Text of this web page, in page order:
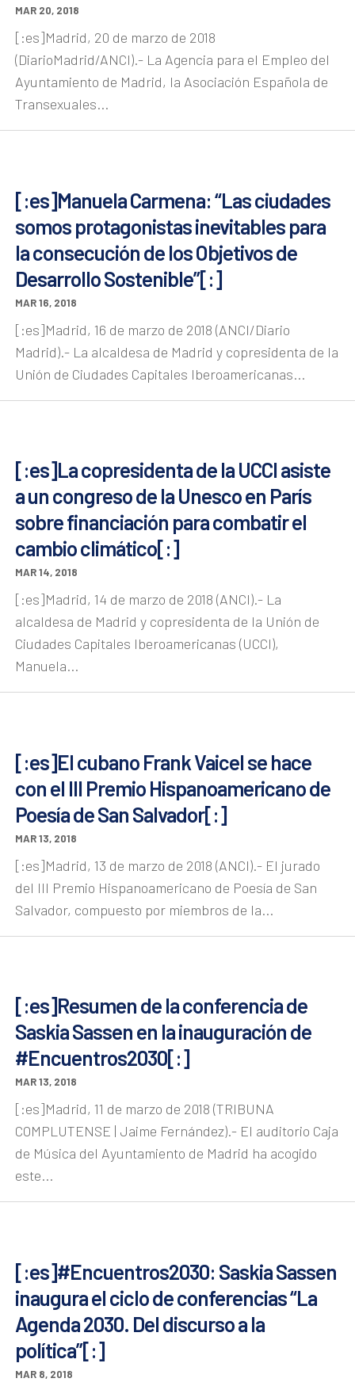
MAR 20, 2018
[:es]Madrid, 20 de marzo de 2018
(DiarioMadrid/ANCI).- La Agencia para el Empleo del
Ayuntamiento de Madrid, la Asociación Española de
Transexuales...
[:es]Manuela Carmena: “Las ciudades
somos protagonistas inevitables para
la consecución de los Objetivos de
Desarrollo Sostenible”[:]
MAR 16, 2018
[:es]Madrid, 16 de marzo de 2018 (ANCI/Diario
Madrid).- La alcaldesa de Madrid y copresidenta de la
Unión de Ciudades Capitales Iberoamericanas...
[:es]La copresidenta de la UCCI asiste
a un congreso de la Unesco en París
sobre financiación para combatir el
cambio climático[:]
MAR 14, 2018
[:es]Madrid, 14 de marzo de 2018 (ANCI).- La
alcaldesa de Madrid y copresidenta de la Unión de
Ciudades Capitales Iberoamericanas (UCCI),
Manuela...
[:es]El cubano Frank Vaicel se hace
con el III Premio Hispanoamericano de
Poesía de San Salvador[:]
MAR 13, 2018
[:es]Madrid, 13 de marzo de 2018 (ANCI).- El jurado
del III Premio Hispanoamericano de Poesía de San
Salvador, compuesto por miembros de la...
[:es]Resumen de la conferencia de
Saskia Sassen en la inauguración de
#Encuentros2030[:]
MAR 13, 2018
[:es]Madrid, 11 de marzo de 2018 (TRIBUNA
COMPLUTENSE | Jaime Fernández).- El auditorio Caja
de Música del Ayuntamiento de Madrid ha acogido
este...
[:es]#Encuentros2030: Saskia Sassen
inaugura el ciclo de conferencias “La
Agenda 2030. Del discurso a la
política”[:]
MAR 8, 2018